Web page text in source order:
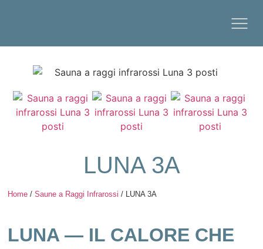
LUNA 3A
Home /Saune a Raggi Infrarossi / LUNA 3A
LUNA — IL CALORE CHE